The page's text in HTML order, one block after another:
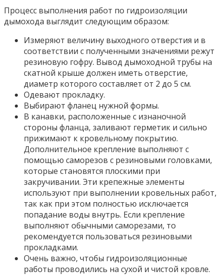
Процесс выполнения работ по гидроизоляции
дымохода выглядит следующим образом:
Измеряют величину выходного отверстия и в
соответствии с полученными значениями режут
резиновую гофру. Вывод дымоходной трубы на
скатной крыше должен иметь отверстие,
диаметр которого составляет от 2 до 5 см.
Одевают прокладку.
Выбирают фланец нужной формы.
В канавки, расположенные с изнаночной
стороны фланца, заливают герметик и сильно
прижимают к кровельному покрытию.
Дополнительное крепление выполняют с
помощью саморезов с резиновыми головками,
которые становятся плоскими при
закручивании. Эти крепежные элементы
используют при выполнении кровельных работ,
так как при этом полностью исключается
попадание воды внутрь. Если крепление
выполняют обычными саморезами, то
рекомендуется пользоваться резиновыми
прокладками.
Очень важно, чтобы гидроизоляционные
работы проводились на сухой и чистой кровле.